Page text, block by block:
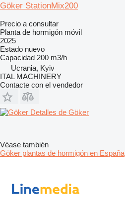
Göker StationMix200
Precio a consultar
Planta de hormigón móvil
2025
Estado nuevo
Capacidad 200 m3/h
Ucrania, Kyiv
ITAL MACHINERY
Contacte con el vendedor
Detalles de Göker
Véase también
Göker plantas de hormigón en España